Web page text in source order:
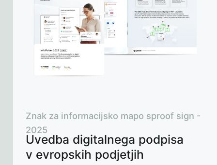
Uvedba digitalnega podpisa
v evropskih podjetjih
Znak za informacijsko mapo sproof sign -
2025